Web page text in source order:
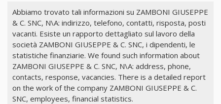
Abbiamo trovato tali informazioni su ZAMBONI GIUSEPPE
& C. SNC, N\A: indirizzo, telefono, contatti, risposta, posti
vacanti. Esiste un rapporto dettagliato sul lavoro della
società ZAMBONI GIUSEPPE & C. SNC, i dipendenti, le
statistiche finanziarie. We found such information about
ZAMBONI GIUSEPPE & C. SNC, N\A: address, phone,
contacts, response, vacancies. There is a detailed report
on the work of the company ZAMBONI GIUSEPPE & C.
SNC, employees, financial statistics.